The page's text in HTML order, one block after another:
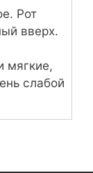
Рот
вверх.
мягкие,
слабой